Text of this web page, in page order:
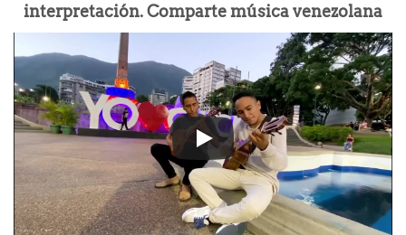
interpretación. Comparte música venezolana